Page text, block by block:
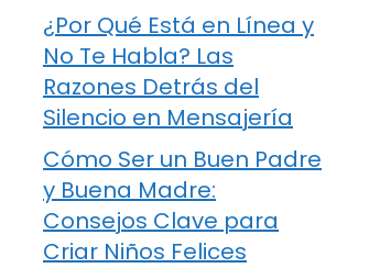
¿Por Qué Está en Línea y
No Te Habla? Las
Razones Detrás del
Silencio en Mensajería
Cómo Ser un Buen Padre
y Buena Madre:
Consejos Clave para
Criar Niños Felices